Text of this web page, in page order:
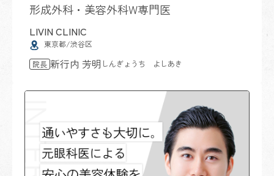
形成外科・美容外科W専門医
LIVIN CLINIC
東京都/渋谷区
院長 新行内 芳明 しんぎょうち よしあき